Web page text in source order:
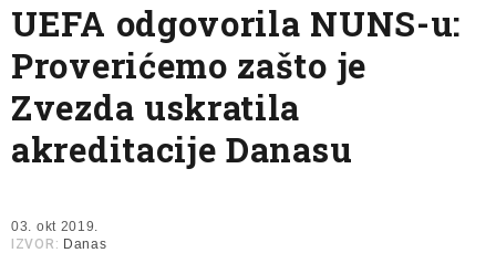
Propaganda Lokalni mediji
Informer Slavko Ćuruvija
UEFA odgovorila NUNS-u:
Proverićemo zašto je
Zvezda uskratila
akreditacije Danasu
03. okt 2019.
IZVOR: Danas